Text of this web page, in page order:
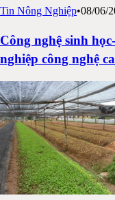
Tin Nông Nghiệp•08/06/
Công nghệ sinh
nghiệp công nghệ